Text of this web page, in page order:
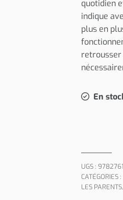
quotidien
indique
plus en
retrousser
En
UGS :
CATÉGORIES :
LES PARENTS,